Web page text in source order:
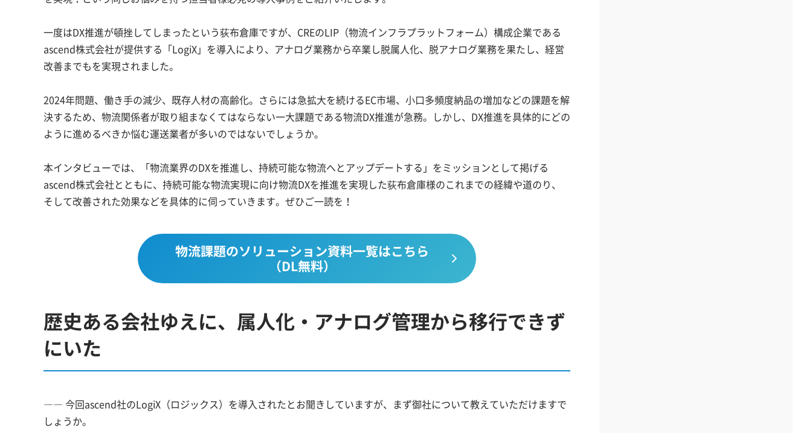
一度はDX推進が頓挫してしまったという荻布倉庫ですが、CREのLIP（物流インフラプラットフォーム）構成企業である
ascend株式会社が提供する「LogiX」を導入により、アナログ業務から卒業し脱属人化、脱アナログ業務を果たし、経営
改善までもを実現されました。
2024年問題、働き手の減少、既存人材の高齢化。さらには急拡大を続けるEC市場、小口多頻度納品の増加などの課題を解
決するため、物流関係者が取り組まなくてはならない一大課題である物流DX推進が急務。しかし、DX推進を具体的にどの
ように進めるべきか悩む運送業者が多いのではないでしょうか。
本インタビューでは、「物流業界のDXを推進し、持続可能な物流へとアップデートする」をミッションとして掲げる
ascend株式会社とともに、持続可能な物流実現に向け物流DXを推進を実現した荻布倉庫様のこれまでの経緯や道のり、
そして改善された効果などを具体的に伺っていきます。ぜひご一読を！
物流課題のソリューション資料一覧はこちら
（DL無料）
歴史ある会社ゆえに、属人化・アナログ管理から移行できず
にいた
―― 今回ascend社のLogiX（ロジックス）を導入されたとお聞きしていますが、まず御社について教えていただけますで
しょうか。